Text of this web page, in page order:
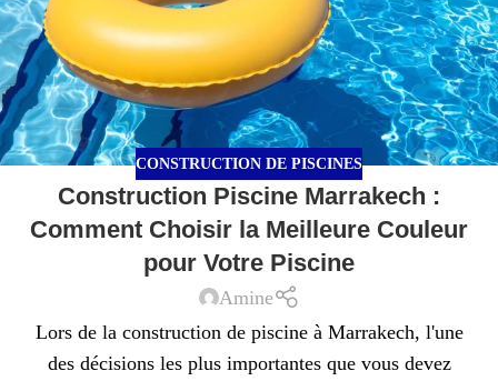
CONSTRUCTION DE PISCINES
Construction Piscine Marrakech :
Comment Choisir la Meilleure Couleur
pour Votre Piscine
Amine
Lors de la construction de piscine à Marrakech, l'une
des décisions les plus importantes que vous devez